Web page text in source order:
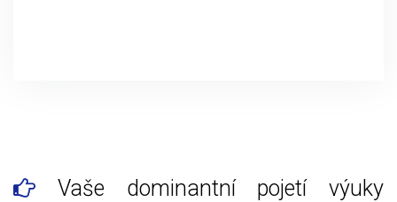
Vaše dominantní pojetí výuky